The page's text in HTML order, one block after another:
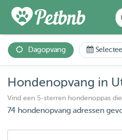
Dagopvang
Hondenopvang in
Vind een 5-sterren hondenoppas
74 hondenopvang adressen